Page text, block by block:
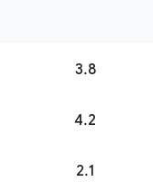
3.8
4.2
2.1